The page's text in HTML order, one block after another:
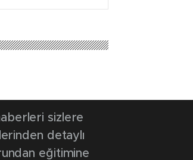
sizlere
detaylı
eğitimine